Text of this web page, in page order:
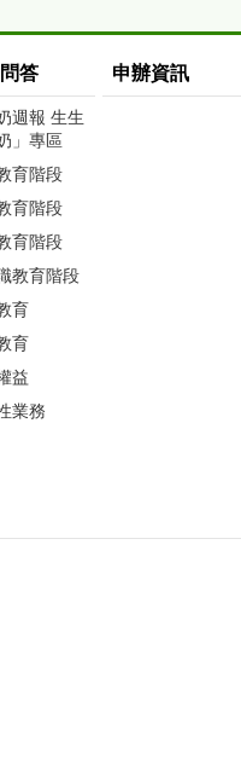
答
週報 生生
」專區
育階段
育階段
育階段
教育階段
育
育
益
業務
申辦資訊